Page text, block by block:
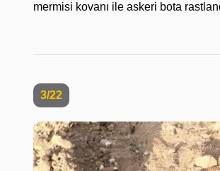
mermisi kovanı ile askeri bota
3/22